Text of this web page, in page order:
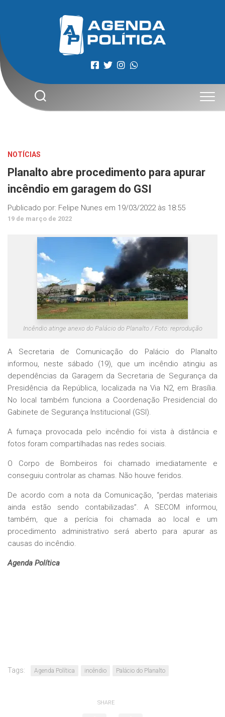
NOTÍCIAS
Planalto abre procedimento para apurar
incêndio em garagem do GSI
Publicado por: Felipe Nunes em 19/03/2022 às 18:55
19 de março de 2022
Incêndio atinge anexo do Palácio do Planalto / Foto: reprodução
A Secretaria de Comunicação do Palácio do Planalto
informou, neste sábado (19), que um incêndio atingiu as
dependências da Garagem da Secretaria de Segurança da
Presidência da República, localizada na Via N2, em Brasília.
No local também funciona a Coordenação Presidencial do
Gabinete de Segurança Institucional (GSI).
A fumaça provocada pelo incêndio foi vista à distância e
fotos foram compartilhadas nas redes sociais.
O Corpo de Bombeiros foi chamado imediatamente e
conseguiu controlar as chamas. Não houve feridos.
De acordo com a nota da Comunicação, “perdas materiais
ainda estão sendo contabilizadas”. A SECOM informou,
também, que a perícia foi chamada ao local e um
procedimento administrativo será aberto para apurar as
causas do incêndio.
Agenda Política
Tags: Agenda Política incêndio Palácio do Planalto
SHARE